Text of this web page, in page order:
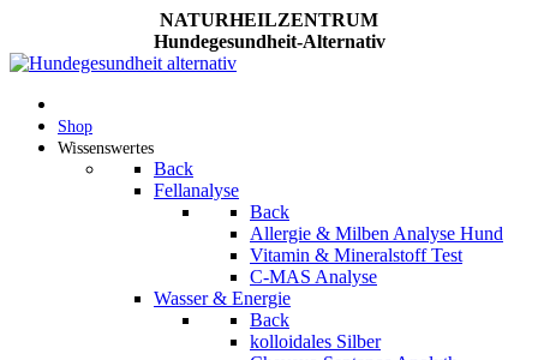
NATURHEILZENTRUM
Hundegesundheit-Alternativ
Shop
Wissenswertes
Back
Fellanalyse
Back
Allergie & Milben Analyse Hund
Vitamin & Mineralstoff Test
C-MAS Analyse
Wasser & Energie
Back
kolloidales Silber